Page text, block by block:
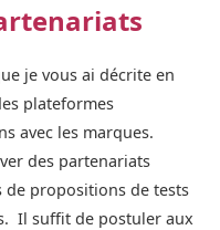
je vous ai décrite en
plateformes
avec les marques.
des partenariats
de propositions de tests
Il suffit de postuler aux